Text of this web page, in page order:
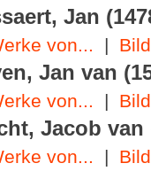
Jan
von... |
Jan van
von... |
Jacob van
von... |